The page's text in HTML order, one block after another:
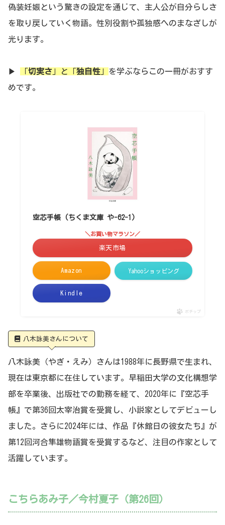
偽装妊娠という驚きの設定を通じて、主人公が自分らしさ
を取り戻していく物語。性別役割や孤独感へのまなざしが
光ります。
▶ 「切実さ 」と「独自性 」 を学ぶならこの一冊がおすす
めです。
空芯手帳 (ちくま文庫 や-62-1)
Amazon
＼お買い物マラソン／
楽天市場
Yahooショッピング
Kindle
ポチップ
八木詠美さんについて
八木詠美（やぎ・えみ）さんは1988年に長野県で生まれ、
現在は東京都に在住しています。早稲田大学の文化構想学
部を卒業後、出版社での勤務を経て、2020年に『空芯手
帳』で第36回太宰治賞を受賞し、小説家としてデビューし
ました。さらに2024年には、作品『休館日の彼女たち』が
第12回河合隼雄物語賞を受賞するなど、注目の作家として
活躍しています。
こちらあみ子／今村夏子（第26回）